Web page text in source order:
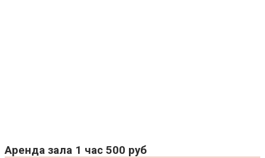
Аренда зала 1 час 500 руб